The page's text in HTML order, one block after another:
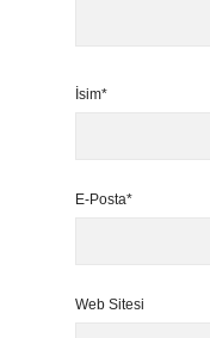
İsim*
E-Posta*
Web Sitesi